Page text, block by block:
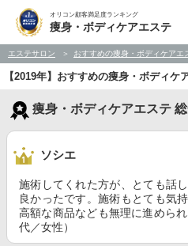
オリコン顧客満足度ランキング
痩身・ボディケアエステ
エステサロン おすすめの痩身・ボディケアエ
【2019年】おすすめの痩身・ボディケ
痩身・ボディケアエステ
ソシエ
施術してくれた方が、とても話
良かったです。施術もとても気
高額な商品なども無理に進めら
代／女性）